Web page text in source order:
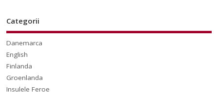
Categorii
Danemarca
English
Finlanda
Groenlanda
Insulele Feroe